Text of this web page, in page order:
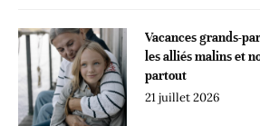
Vacances grands-
les alliés malins et
partout
21 juillet 2026